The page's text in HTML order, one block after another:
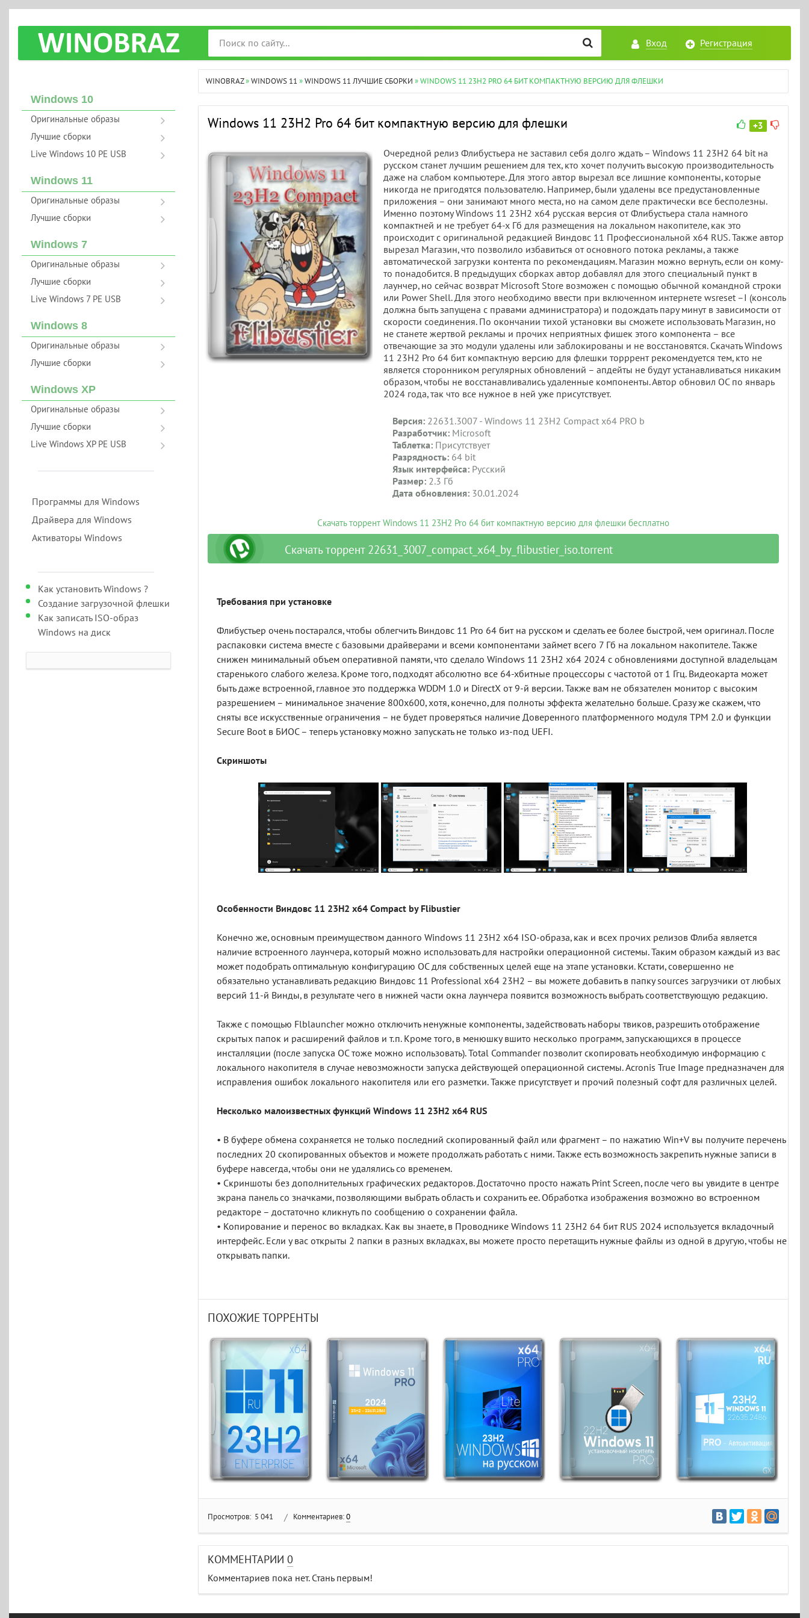
Вход Регистрация
WINOBRAZ»WINDOWS 11 »WINDOWS 11 ЛУЧШИЕ СБОРКИ » WINDOWS 11 23H2 PRO 64 БИТ КОМПАКТНУЮ ВЕРСИЮ ДЛЯ ФЛЕШКИ
Windows 11 23H2 Pro 64 бит компактную версию для флешки +3
Очередной релиз Флибустьера не заставил себя долго ждать – Windows 11 23H2 64 bit на
русском станет лучшим решением для тех, кто хочет получить высокую производительность
даже на слабом компьютере. Для этого автор вырезал все лишние компоненты, которые
никогда не пригодятся пользователю. Например, были удалены все предустановленные
приложения – они занимают много места, но на самом деле практически все бесполезны.
Именно поэтому Windows 11 23H2 x64 русская версия от Флибустьера стала намного
компактней и не требует 64-х Гб для размещения на локальном накопителе, как это
происходит с оригинальной редакцией Виндовс 11 Профессиональной x64 RUS. Также автор
вырезал Магазин, что позволило избавиться от основного потока рекламы, а также
автоматической загрузки контента по рекомендациям. Магазин можно вернуть, если он кому-
то понадобится. В предыдущих сборках автор добавлял для этого специальный пункт в
лаунчер, но сейчас возврат Microsoft Store возможен с помощью обычной командной строки
или Power Shell. Для этого необходимо ввести при включенном интернете wsreset –I (консоль
должна быть запущена с правами администратора) и подождать пару минут в зависимости от
скорости соединения. По окончании тихой установки вы сможете использовать Магазин, но
не станете жертвой рекламы и прочих неприятных фишек этого компонента – все
отвечающие за это модули удалены или заблокированы и не восстановятся. Скачать Windows
11 23H2 Pro 64 бит компактную версию для флешки торррент рекомендуется тем, кто не
является сторонником регулярных обновлений – апдейты не будут устанавливаться никаким
образом, чтобы не восстанавливались удаленные компоненты. Автор обновил ОС по январь
2024 года, так что все нужное в ней уже присутствует.
Версия: 22631.3007 - Windows 11 23H2 Compact x64 PRO by Flibustier 2024
Разработчик: Microsoft
Таблетка: Присутствует
Разрядность: 64 bit
Язык интерфейса: Русский
Размер: 2.3 Гб
Дата обновления: 30.01.2024
Скачать торрент Windows 11 23H2 Pro 64 бит компактную версию для флешки бесплатно
Скачатьторрент 22631_3007_compact_x64_by_flibustier_iso.torrent
Требования при установке
Флибустьер очень постарался, чтобы облегчить Виндовс 11 Pro 64 бит на русском и сделать ее более быстрой, чем оригинал. После
распаковки система вместе с базовыми драйверами и всеми компонентами займет всего 7 Гб на локальном накопителе. Также
снижен минимальный объем оперативной памяти, что сделало Windows 11 23H2 x64 2024 с обновлениями доступной владельцам
старенького слабого железа. Кроме того, подходят абсолютно все 64-хбитные процессоры с частотой от 1 Ггц. Видеокарта может
быть даже встроенной, главное это поддержка WDDM 1.0 и DirectX от 9-й версии. Также вам не обязателен монитор с высоким
разрешением – минимальное значение 800x600, хотя, конечно, для полноты эффекта желательно больше. Сразу же скажем, что
сняты все искусственные ограничения – не будет проверяться наличие Доверенного платформенного модуля TPM 2.0 и функции
Secure Boot в БИОС – теперь установку можно запускать не только из-под UEFI.
Скриншоты
Особенности Виндовс 11 23H2 x64 Compact by Flibustier
Конечно же, основным преимуществом данного Windows 11 23H2 x64 ISO-образа, как и всех прочих релизов Флиба является
наличие встроенного лаунчера, который можно использовать для настройки операционной системы. Таким образом каждый из вас
может подобрать оптимальную конфигурацию ОС для собственных целей еще на этапе установки. Кстати, совершенно не
обязательно устанавливать редакцию Виндовс 11 Professional x64 23H2 – вы можете добавить в папку sources загрузчики от любых
версий 11-й Винды, в результате чего в нижней части окна лаунчера появится возможность выбрать соответствующую редакцию.
Также с помощью Flblauncher можно отключить ненужные компоненты, задействовать наборы твиков, разрешить отображение
скрытых папок и расширений файлов и т.п. Кроме того, в менюшку вшито несколько программ, запускающихся в процессе
инсталляции (после запуска ОС тоже можно использовать). Total Commander позволит скопировать необходимую информацию с
локального накопителя в случае невозможности запуска действующей операционной системы. Acronis True Image предназначен для
исправления ошибок локального накопителя или его разметки. Также присутствует и прочий полезный софт для различных целей.
Несколько малоизвестных функций Windows 11 23H2 x64 RUS
• В буфере обмена сохраняется не только последний скопированный файл или фрагмент – по нажатию Win+V вы получите перечень
последних 20 скопированных объектов и можете продолжать работать с ними. Также есть возможность закрепить нужные записи в
буфере навсегда, чтобы они не удалялись со временем.
• Скриншоты без дополнительных графических редакторов. Достаточно просто нажать Print Screen, после чего вы увидите в центре
экрана панель со значками, позволяющими выбрать область и сохранить ее. Обработка изображения возможно во встроенном
редакторе – достаточно кликнуть по сообщению о сохранении файла.
• Копирование и перенос во вкладках. Как вы знаете, в Проводнике Windows 11 23H2 64 бит RUS 2024 используется вкладочный
интерфейс. Если у вас открыты 2 папки в разных вкладках, вы можете просто перетащить нужные файлы из одной в другую, чтобы не
открывать папки.
ПОХОЖИЕ ТОРРЕНТЫ
Просмотров: 5 041 / Комментариев:0
КОММЕНТАРИИ0
Комментариев пока нет. Стань первым!
Windows 10
Оригинальные образы
Лучшие сборки
Live Windows 10 PE USB
Windows 11
Оригинальные образы
Лучшие сборки
Windows 7
Оригинальные образы
Лучшие сборки
Live Windows 7 PE USB
Windows 8
Оригинальные образы
Лучшие сборки
Windows XP
Оригинальные образы
Лучшие сборки
Live Windows XP PE USB
Программы для Windows
Драйвера для Windows
Активаторы Windows
Как установить Windows ?
Создание загрузочной флешки
Как записать ISO-образ
Windows на диск